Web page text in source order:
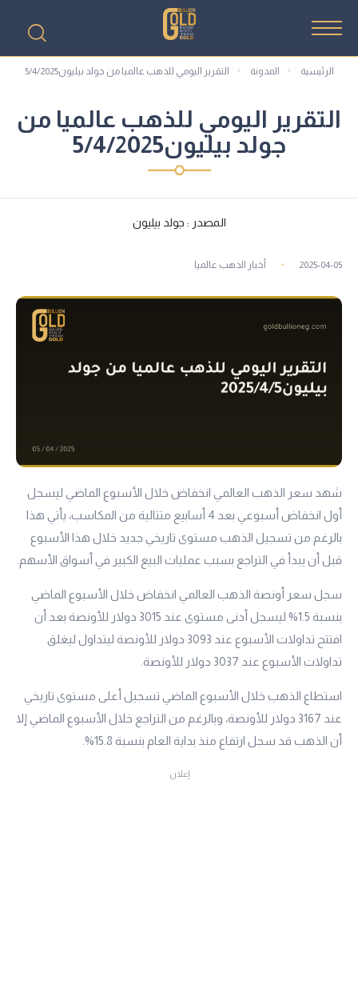
الرئيسية المدونة التقرير اليومي للذهب عالميا من جولد بيليون5/4/2025
التقرير اليومي للذهب عالميا من
جولد بيليون5/4/2025
المصدر : جولد بيليون
2025-04-05 أخبار الذهب عالميا
شهد سعر الذهب العالمي انخفاض خلال الأسبوع الماضي ليسجل
أول انخفاض أسبوعي بعد 4 أسابيع متتالية من المكاسب، يأتي هذا
بالرغم من تسجيل الذهب مستوى تاريخي جديد خلال هذا الأسبوع
قبل أن يبدأ في التراجع بسبب عمليات البيع الكبير في أسواق الأسهم.
سجل سعر أونصة الذهب العالمي انخفاض خلال الأسبوع الماضي
بنسبة 1.5% ليسجل أدنى مستوى عند 3015 دولار للأونصة بعد أن
افتتح تداولات الأسبوع عند 3093 دولار للأونصة ليتداول ليغلق
تداولات الأسبوع عند 3037 دولار للأونصة.
استطاع الذهب خلال الأسبوع الماضي تسجيل أعلى مستوى تاريخي
عند 3167 دولار للأونصة، وبالرغم من التراجع خلال الأسبوع الماضي إلا
أن الذهب قد سجل ارتفاع منذ بداية العام بنسبة 15.8%.
إعلان